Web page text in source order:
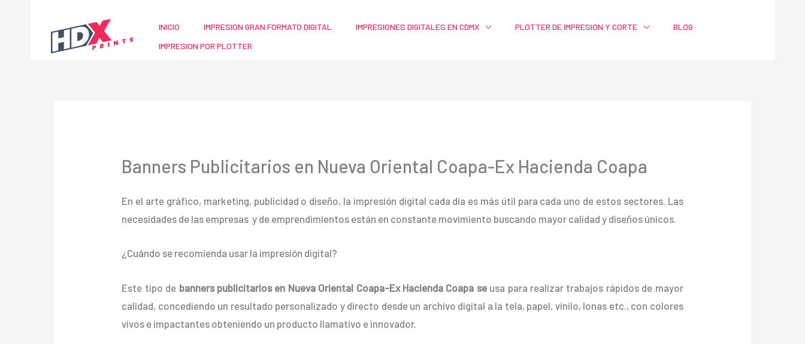
contenido
INICIO IMPRESION GRAN FORMATO DIGITAL IMPRESIONES DIGITALES EN CDMX PLOTTER DE IMPRESION Y CORTE
BLOG
IMPRESION POR PLOTTER
Banners Publicitarios en Nueva Oriental Coapa-Ex Hacienda Coapa
En el arte gráfico, marketing, publicidad o diseño, la impresión digital cada día es más útil para cada uno de estos sectores. Las
necesidades de las empresas y de emprendimientos están en constante movimiento buscando mayor calidad y diseños únicos.
¿Cuándo se recomienda usar la impresión digital?
Este tipo de banners publicitarios en Nueva Oriental Coapa-Ex Hacienda Coapa seusa para realizar trabajos rápidos de mayor
calidad, concediendo un resultado personalizado y directo desde un archivo digital a la tela, papel, vinilo, lonas etc., con colores
vivos e impactantes obteniendo un producto llamativo e innovador.